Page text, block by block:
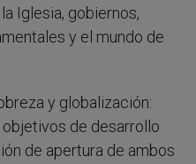
Iglesia, gobiernos,
y el mundo de
y globalización:
de desarrollo
de apertura de ambos